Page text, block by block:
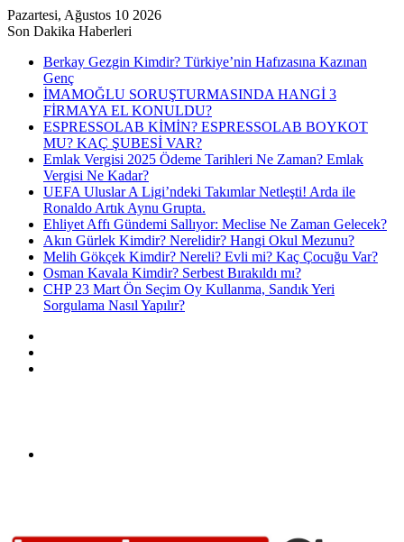
Pazartesi, Ağustos 10 2026
Son Dakika Haberleri
Berkay Gezgin Kimdir? Türkiye’nin Hafızasına Kazınan
Genç
İMAMOĞLU SORUŞTURMASINDA HANGİ 3
FİRMAYA EL KONULDU?
ESPRESSOLAB KİMİN? ESPRESSOLAB BOYKOT
MU? KAÇ ŞUBESİ VAR?
Emlak Vergisi 2025 Ödeme Tarihleri Ne Zaman? Emlak
Vergisi Ne Kadar?
UEFA Uluslar A Ligi’ndeki Takımlar Netleşti! Arda ile
Ronaldo Artık Aynu Grupta.
Ehliyet Affı Gündemi Sallıyor: Meclise Ne Zaman Gelecek?
Akın Gürlek Kimdir? Nerelidir? Hangi Okul Mezunu?
Melih Gökçek Kimdir? Nereli? Evli mi? Kaç Çocuğu Var?
Osman Kavala Kimdir? Serbest Bırakıldı mı?
CHP 23 Mart Ön Seçim Oy Kullanma, Sandık Yeri
Sorgulama Nasıl Yapılır?